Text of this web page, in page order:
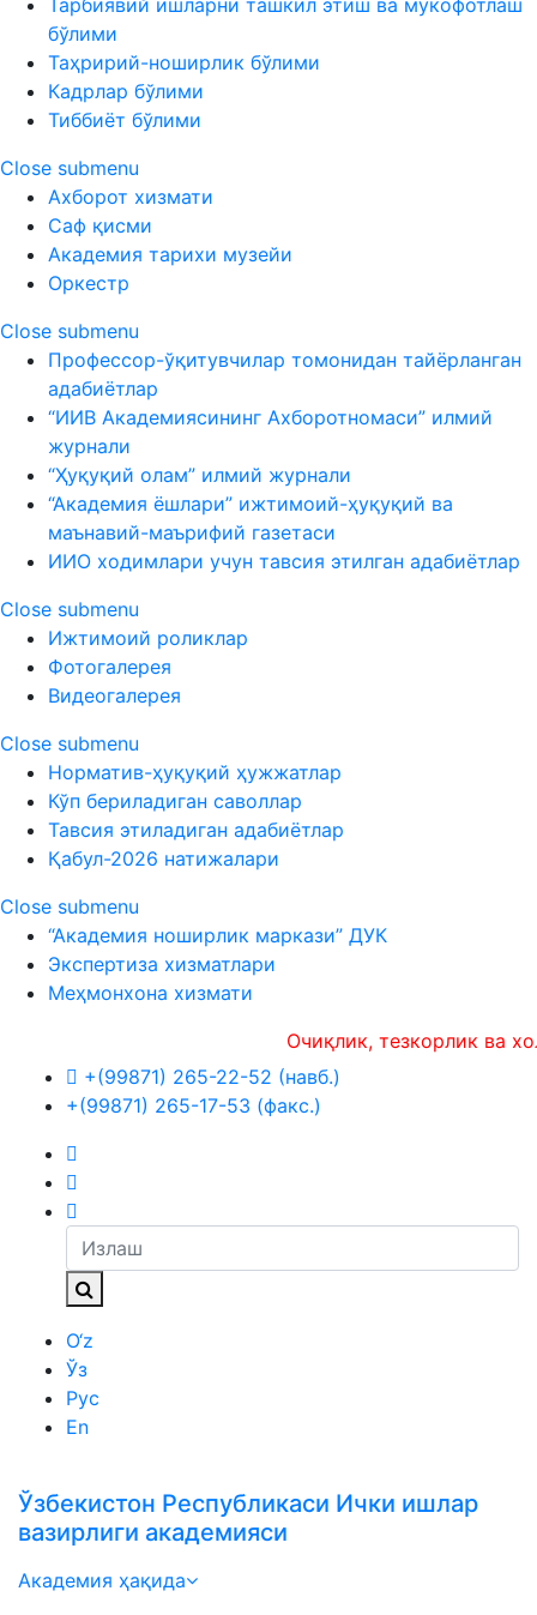
Тарбиявий ишларни ташкил этиш ва мукофотлаш
бўлими
Таҳририй-ноширлик бўлими
Кадрлар бўлими
Тиббиёт бўлими
Close submenu
Ахборот хизмати
Саф қисми
Академия тарихи музейи
Оркестр
Close submenu
Профессор-ўқитувчилар томонидан тайёрланган
адабиётлар
“ИИВ Академиясининг Ахборотномаси” илмий
журнали
“Ҳуқуқий олам” илмий журнали
“Академия ёшлари” ижтимоий-ҳуқуқий ва
маънавий-маърифий газетаси
ИИО ходимлари учун тавсия этилган адабиётлар
Close submenu
Ижтимоий роликлар
Фотогалерея
Видеогалерея
Close submenu
Норматив-ҳуқуқий ҳужжатлар
Кўп бериладиган саволлар
Тавсия этиладиган адабиётлар
Қабул-2026 натижалари
Close submenu
“Академия ноширлик маркази” ДУК
Экспертиза хизматлари
Меҳмонхона хизмати
Очиқлик, тезкорлик ва
+(99871) 265-22-52 (навб.)
+(99871) 265-17-53 (факс.)
O‘z
Ўз
Рус
En
Ўзбекистон Республикаси Ички ишлар
вазирлиги академияси
Академия ҳақида